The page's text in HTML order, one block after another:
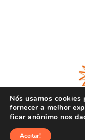
Nós usamos
fornecer a melhor
ficar anônimo nos
Aceitar!